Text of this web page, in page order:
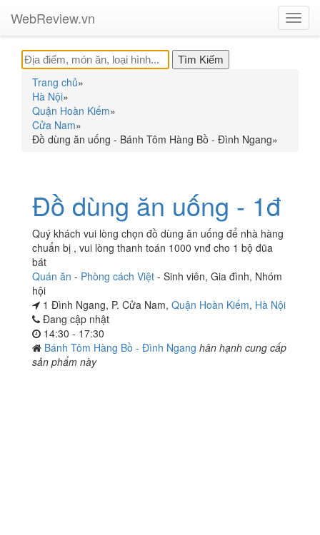
WebReview.vn
Trang chủ»
Hà Nội»
Quận Hoàn Kiếm»
Cửa Nam»
Đồ dùng ăn uống - Bánh Tôm Hàng Bồ - Đình Ngang»
Đồ dùng ăn uống - 1đ
Quý khách vui lòng chọn đồ dùng ăn uống để nhà hàng
chuẩn bị , vui lòng thanh toán 1000 vnđ cho 1 bộ đũa
bát
Quán ăn - Phòng cách Việt - Sinh viên, Gia đình, Nhóm
hội
1 Đình Ngang, P. Cửa Nam, Quận Hoàn Kiếm, Hà Nội
Đang cập nhật
14:30 - 17:30
Bánh Tôm Hàng Bồ - Đình Ngang hân hạnh cung cấp
sản phẩm này